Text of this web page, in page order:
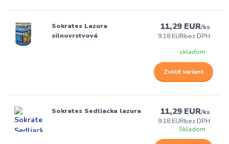
Sokrates Lazura
silnovrstvová
11,29 EUR/ks
9,18 EURbez DPH
skladom
Zvoliť variant
Sokrates Sedliacka lazura 11,29 EUR/ks
9,18 EURbez DPH
Skladom